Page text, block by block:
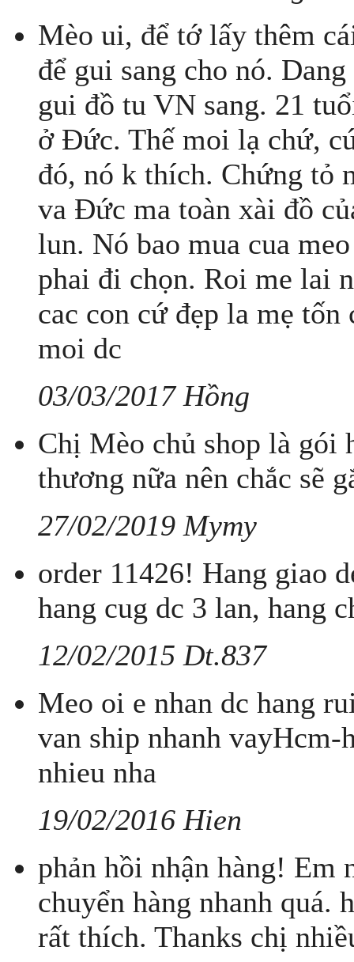
Mèo ui, để tớ lấy thêm
để gui sang cho nó.
gui đồ tu VN sang. 21
ở Đức. Thế moi lạ chứ,
đó, nó k thích. Chứng tỏ
va Đức ma toàn xài đồ
lun. Nó bao mua cua
phai đi chọn. Roi me lai
cac con cứ đẹp la mẹ
moi dc
03/03/2017 Hồng
Chị Mèo chủ shop là gói
thương nữa nên chắc sẽ
27/02/2019 Mymy
order 11426! Hang giao
hang cug dc 3 lan, hang
12/02/2015 Dt.837
Meo oi e nhan dc hang
van ship nhanh vayHcm-
nhieu nha
19/02/2016 Hien
phản hồi nhận hàng! Em
chuyển hàng nhanh quá.
rất thích. Thanks chị